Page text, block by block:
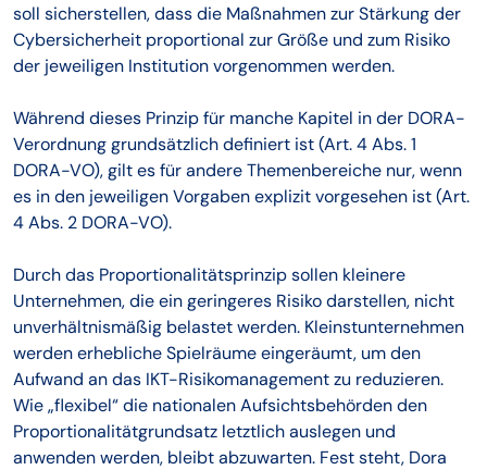
soll sicherstellen, dass die Maßnahmen zur Stärkung der
Cybersicherheit proportional zur Größe und zum Risiko
der jeweiligen Institution vorgenommen werden.
Während dieses Prinzip für manche Kapitel in der DORA-
Verordnung grundsätzlich definiert ist (Art. 4 Abs. 1
DORA-VO), gilt es für andere Themenbereiche nur, wenn
es in den jeweiligen Vorgaben explizit vorgesehen ist (Art.
4 Abs. 2 DORA-VO).
Durch das Proportionalitätsprinzip sollen kleinere
Unternehmen, die ein geringeres Risiko darstellen, nicht
unverhältnismäßig belastet werden. Kleinstunternehmen
werden erhebliche Spielräume eingeräumt, um den
Aufwand an das IKT-Risikomanagement zu reduzieren.
Wie „flexibel“ die nationalen Aufsichtsbehörden den
Proportionalitätgrundsatz letztlich auslegen und
anwenden werden, bleibt abzuwarten. Fest steht, Dora